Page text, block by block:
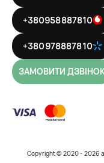
+380958887810
+380978887810
ЗАМОВИТИ
Copyright © 2020 - 2026